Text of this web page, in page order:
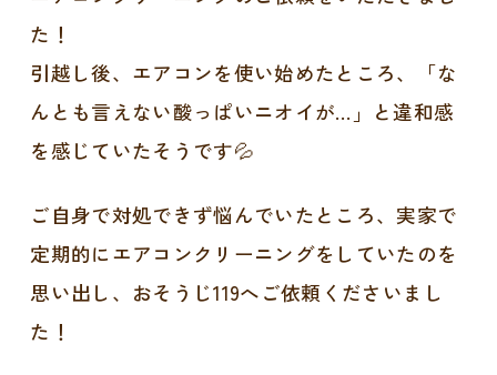
た！
引越し後、エアコンを使い始めたところ、「な
んとも言えない酸っぱいニオイが…」と違和感
を感じていたそうです💦
ご自身で対処できず悩んでいたところ、実家で
定期的にエアコンクリーニングをしていたのを
思い出し、おそうじ119へご依頼くださいまし
た！